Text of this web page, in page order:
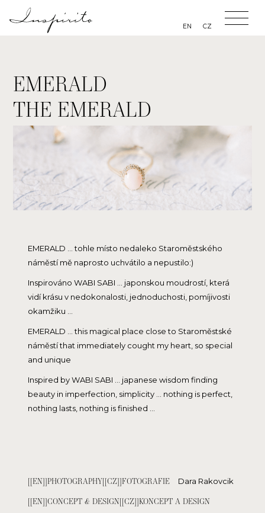
EN CZ
EMERALD
THE EMERALD
EMERALD ... tohle místo nedaleko Staroměstského
náměstí mě naprosto uchvátilo a nepustilo:)
Inspirováno WABI SABI ... japonskou moudrostí, která
vidí krásu v nedokonalosti, jednoduchosti, pomíjivosti
okamžiku ...
EMERALD ... this magical place close to Staroměstské
náměstí that immediately cought my heart, so special
and unique
Inspired by WABI SABI ... japanese wisdom finding
beauty in imperfection, simplicity ... nothing is perfect,
nothing lasts, nothing is finished ...
[[EN]]PHOTOGRAPHY[[CZ]]FOTOGRAFIE Dara Rakovcik
[[EN]]CONCEPT & DESIGN[[CZ]]KONCEPT A DESIGN